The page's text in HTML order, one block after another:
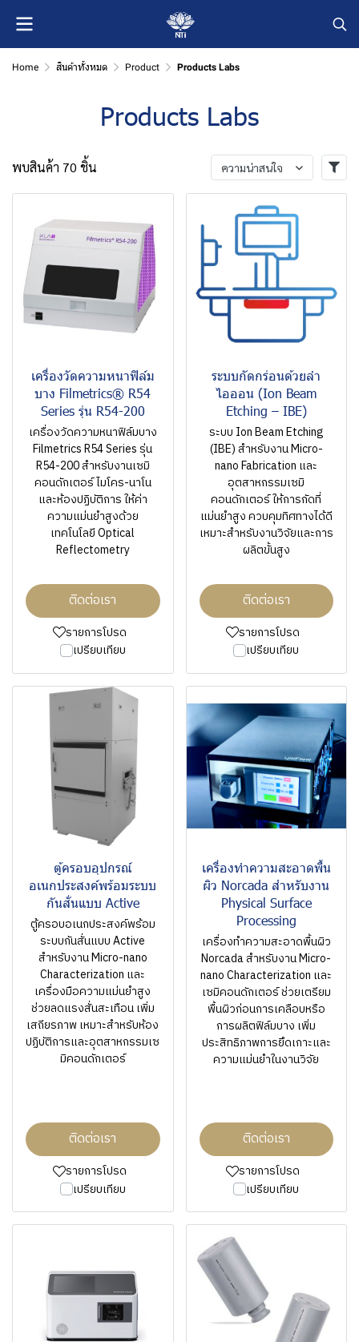
Home สินค้าทั้งหมด Product Products Labs
Products Labs
พบสินค้า 70 ชิ้น ความน่าสนใจ
เครื่องวัดความหนาฟิล์ม
บาง Filmetrics® R54
Series รุ่น R54-200
เครื่องวัดความหนาฟิล์มบาง
Filmetrics R54 Series รุ่น
R54-200 สำหรับงานเซมิ
คอนดักเตอร์ ไมโคร-นาโน
และห้องปฏิบัติการ ให้ค่า
ความแม่นยำสูงด้วย
เทคโนโลยี Optical
Reflectometry
ติดต่อเรา
รายการโปรด
เปรียบเทียบ
ระบบกัดกร่อนด้วยลำ
ไอออน (Ion Beam
Etching – IBE)
ระบบ Ion Beam Etching
(IBE) สำหรับงาน Micro-
nano Fabrication และ
อุตสาหกรรมเซมิ
คอนดักเตอร์ ให้การกัดที่
แม่นยำสูง ควบคุมทิศทางได้ดี
เหมาะสำหรับงานวิจัยและการ
ผลิตขั้นสูง
ติดต่อเรา
รายการโปรด
เปรียบเทียบ
ตู้ครอบอุปกรณ์
อเนกประสงค์พร้อมระบบ
กันสั่นแบบ Active
ตู้ครอบอเนกประสงค์พร้อม
ระบบกันสั่นแบบ Active
สำหรับงาน Micro-nano
Characterization และ
เครื่องมือความแม่นยำสูง
ช่วยลดแรงสั่นสะเทือน เพิ่ม
เสถียรภาพ เหมาะสำหรับห้อง
ปฏิบัติการและอุตสาหกรรมเซ
มิคอนดักเตอร์
ติดต่อเรา
รายการโปรด
เปรียบเทียบ
เครื่องทำความสะอาดพื้น
ผิว Norcada สำหรับงาน
Physical Surface
Processing
เครื่องทำความสะอาดพื้นผิว
Norcada สำหรับงาน Micro-
nano Characterization และ
เซมิคอนดักเตอร์ ช่วยเตรียม
พื้นผิวก่อนการเคลือบหรือ
การผลิตฟิล์มบาง เพิ่ม
ประสิทธิภาพการยึดเกาะและ
ความแม่นยำในงานวิจัย
ติดต่อเรา
รายการโปรด
เปรียบเทียบ